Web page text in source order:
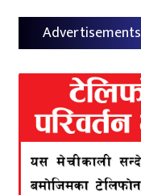
Advertisements